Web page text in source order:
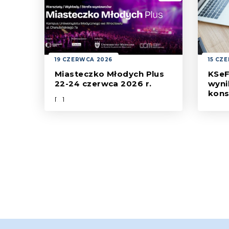
całe
16.00
19 CZERWCA 2026
Miasteczko Młodych Plus
22-24 czerwca 2026 r.
[...]
15